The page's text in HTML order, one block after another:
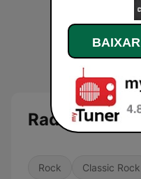
Radio ROKS
Rock Classic Rock